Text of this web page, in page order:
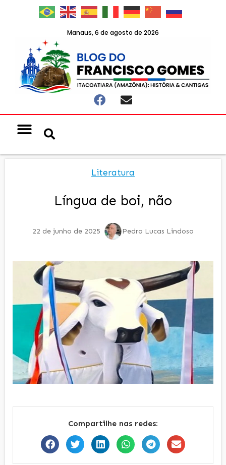
Manaus, 6 de agosto de 2026
Literatura
Língua de boi, não
22 de junho de 2025 Pedro Lucas Lindoso
Compartilhe nas redes: